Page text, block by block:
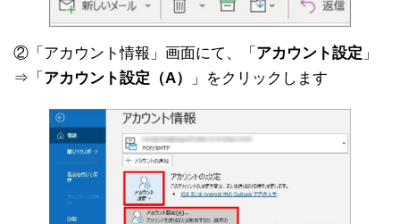
②「アカウント情報」画面にて、「 アカウント設定 」
⇒「 アカウント設定（A） 」をクリックします